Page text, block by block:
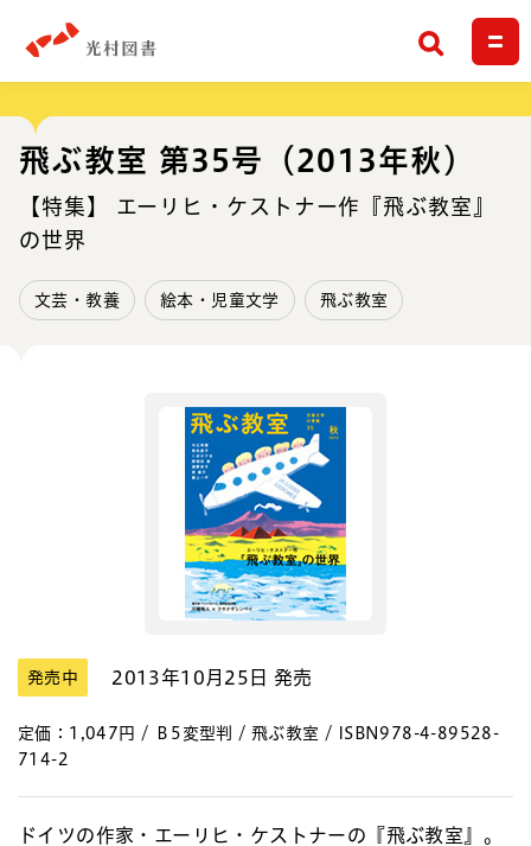
検索
飛ぶ教室 第35号（2013年秋）
【特集】 エーリヒ・ケストナー作『飛ぶ教室』
の世界
文芸・教養 絵本・児童文学 飛ぶ教室
発売中 2013年10月25日 発売
定価：1,047円 / Ｂ5変型判 / 飛ぶ教室 / ISBN978-4-89528-
714-2
ドイツの作家・エーリヒ・ケストナーの『飛ぶ教室』。